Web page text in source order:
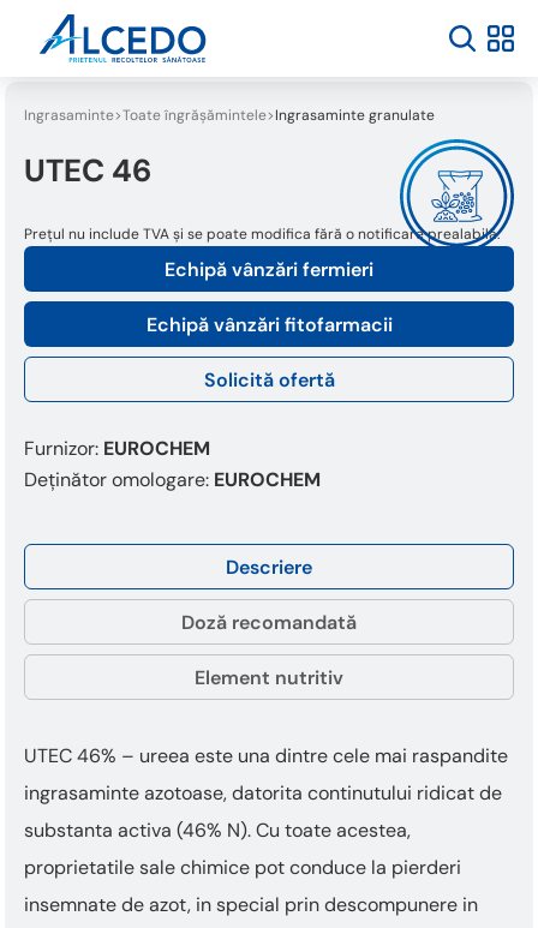
Ingrasaminte Toate îngrășămintele Ingrasaminte granulate
UTEC 46
Echipă vânzări fermieri
Echipă vânzări fitofarmacii
Solicită ofertă
Prețul nu include TVA și se poate modifica fără o notificare prealabilă.
Furnizor: EUROCHEM
Deținător omologare: EUROCHEM
Descriere
UTEC 46% – ureea este una dintre cele mai raspandite
ingrasaminte azotoase, datorita continutului ridicat de
substanta activa (46% N). Cu toate acestea,
proprietatile sale chimice pot conduce la pierderi
insemnate de azot, in special prin descompunere in
Doză recomandată
Element nutritiv